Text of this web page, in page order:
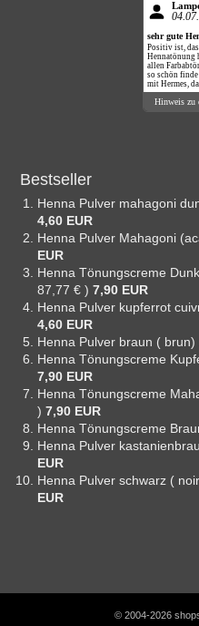
sehr gute
Positiv ist,
Hennatönung
allen
so schön
mit Hermes,
Dienstleister
sondern das
Hinweis zu
Bestseller
Henna Pulver mahagoni
4,60 EUR
Henna Pulver Mahagoni
EUR
Henna Tönungscreme
87,77 € )7,90 EUR
Henna Pulver kupferrot
4,60 EUR
Henna Pulver braun (
Henna Tönungscreme
7,90 EUR
Henna Tönungscreme
)7,90 EUR
Henna Tönungscreme
Henna Pulver
EUR
Henna Pulver schwarz (
EUR
© 2004-2026